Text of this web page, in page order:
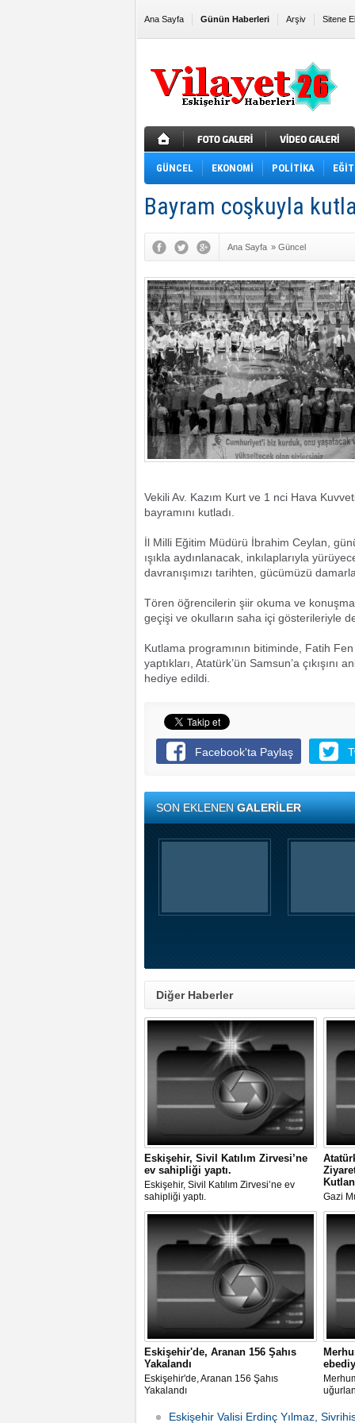
Ana Sayfa Günün Haberleri Arşiv Sitene
GÜNCEL EKONOMİ POLİTİKA
Bayram coşkuyla
Ana Sayfa » Güncel
Vekili Av. Kazım Kurt ve 1 nci Hava
bayramını kutladı.
İl Milli Eğitim Müdürü İbrahim Ceylan,
ışıkla aydınlanacak, inkılaplarıyla
davranışımızı tarihten, gücümüzü
Tören öğrencilerin şiir okuma ve
geçişi ve okulların saha içi gösterileriyle
Kutlama programının bitiminde, Fatih
yaptıkları, Atatürk’ün Samsun’a çıkışını
hediye edildi.
Facebook'ta Paylaş
SON EKLENENGALERİLER
Diğer Haberler
Eskişehir, Sivil Katılım Zirvesi’ne
ev sahipliği yaptı.
Eskişehir, Sivil Katılım Zirvesi’ne ev
sahipliği yaptı.
Gazi
Eskişehir'de, Aranan 156 Şahıs
Yakalandı
Eskişehir'de, Aranan 156 Şahıs
Yakalandı
Eskişehir Valisi Erdinç Yılmaz,